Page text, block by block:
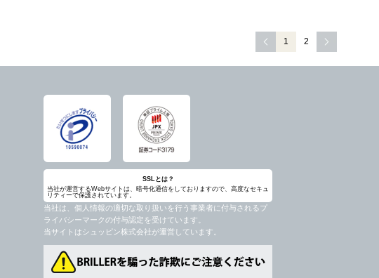
1 2
SSLとは？
当社が運営するWebサイトは、暗号化通信をしておりますので、高度なセキュ
リティーで保護されています。
当社は、個人情報の適切な取り扱いを行う事業者に付与されるプ
ライバシーマークの付与認定を受けています。
当サイトはシュッピン株式会社が運営しています。